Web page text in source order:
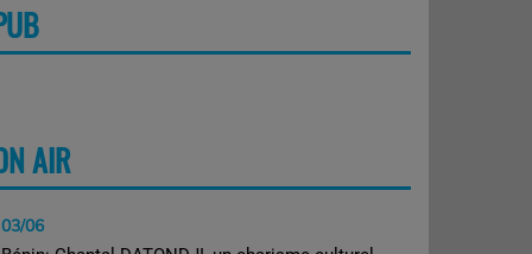
AIR
03/06